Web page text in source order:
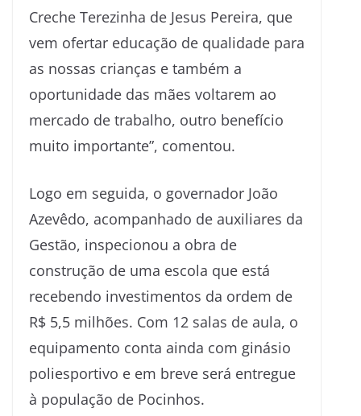
Creche Terezinha de Jesus Pereira, que
vem ofertar educação de qualidade para
as nossas crianças e também a
oportunidade das mães voltarem ao
mercado de trabalho, outro benefício
muito importante”, comentou.
Logo em seguida, o governador João
Azevêdo, acompanhado de auxiliares da
Gestão, inspecionou a obra de
construção de uma escola que está
recebendo investimentos da ordem de
R$ 5,5 milhões. Com 12 salas de aula, o
equipamento conta ainda com ginásio
poliesportivo e em breve será entregue
à população de Pocinhos.